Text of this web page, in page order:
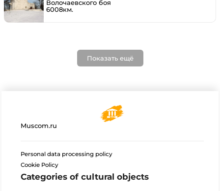
Волочаевского боя
6008км.
Показать ещё
Muscom.ru
Personal data processing policy
Cookie Policy
Categories of cultural objects